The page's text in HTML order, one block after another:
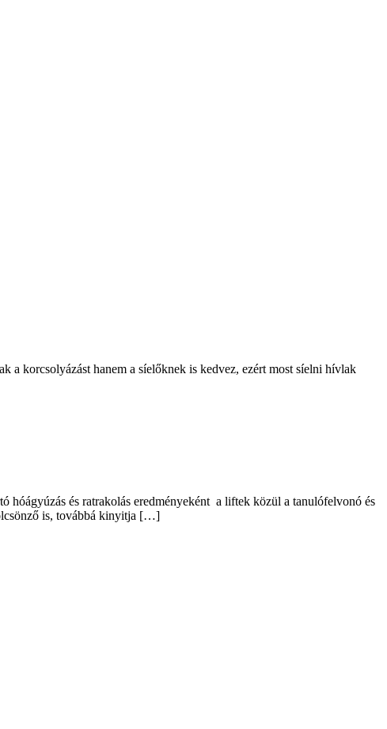
a korcsolyázást hanem a síelőknek is kedvez, ezért most síelni hívlak
hóágyúzás és ratrakolás eredményeként a liftek közül a tanulófelvonó és
is, továbbá kinyitja […]